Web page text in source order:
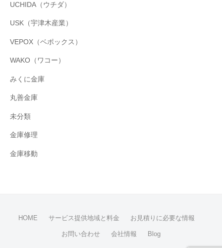
UCHIDA（ウチダ）
USK（宇津木産業）
VEPOX（ベポックス）
WAKO（ワコー）
みくに金庫
丸善金庫
未分類
金庫修理
金庫移動
HOME サービス提供地域と料金 お見積りに必要な情報
お問い合わせ 会社情報 Blog